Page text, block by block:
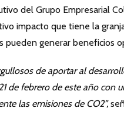
del Grupo Empresarial
impacto que tiene la
pueden generar beneficios
de aportar al
de febrero de este año con
las emisiones de CO2”,